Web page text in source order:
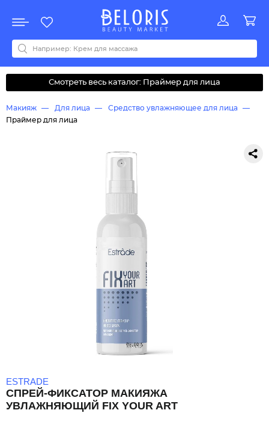
Акции
Все бренды
0-9ABCDEFGHIJKLMNOPQRSTUVWYZАБВДЗИМОКЛНПРСТУФ
Смотреть весь каталог: Праймер для лица
Макияж Для лица
Средство увлажняющее для лица
Праймер для лица
ESTRADE
СПРЕЙ-ФИКСАТОР МАКИЯЖА
УВЛАЖНЯЮЩИЙ FIX YOUR ART